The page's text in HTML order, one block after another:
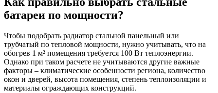
батареи по мощности?
Чтобы подобрать радиатор стальной панельный или
трубчатый по тепловой мощности, нужно учитывать, что на
обогрев 1 м² помещения требуется 100 Вт теплоэнергии.
Однако при таком расчете не учитываются другие важные
факторы – климатические особенности региона, количество
окон и дверей, высота помещения, степень теплоизоляции и
материалы ограждающих конструкций.